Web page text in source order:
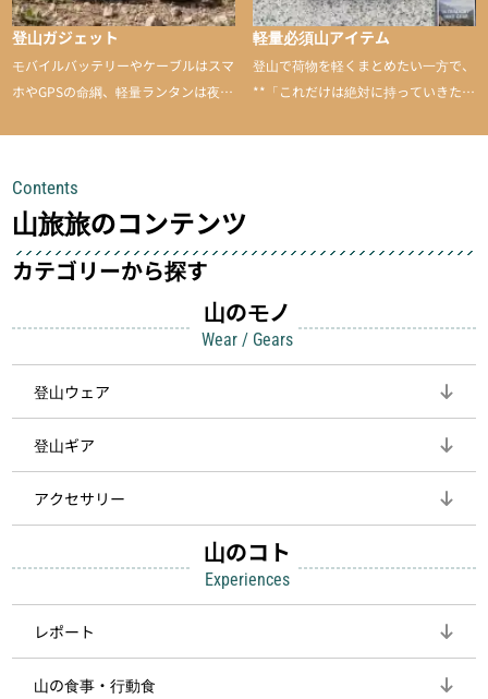
登山ガジェット
モバイルバッテリーやケーブルはスマ
ホやGPSの命綱、軽量ランタンは夜間
して安全にしてくれます
軽量必須山アイテム
登山で荷物を軽くまとめたい一方で、
**「これだけは絶対に持っていきた
Contents
山旅旅のコンテンツ
カテゴリーから探す
山のモノ
Wear / Gears
登山ウェア
登山ギア
アクセサリー
山のコト
Experiences
レポート
山の食事・行動食